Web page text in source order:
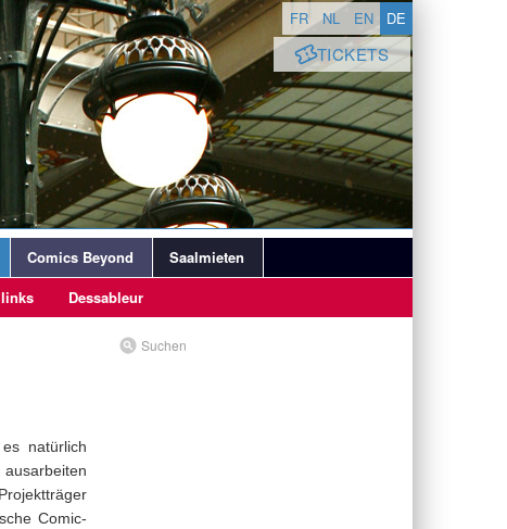
TICKETS
FR NL EN DE
Dessableur
Comics Beyond Saalmieten
natürlich
Comic-
Suchen